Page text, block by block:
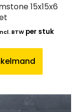
15x15x6
BTW per stuk